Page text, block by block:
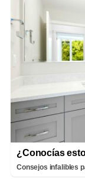
¿Conocías
Consejos infalibles